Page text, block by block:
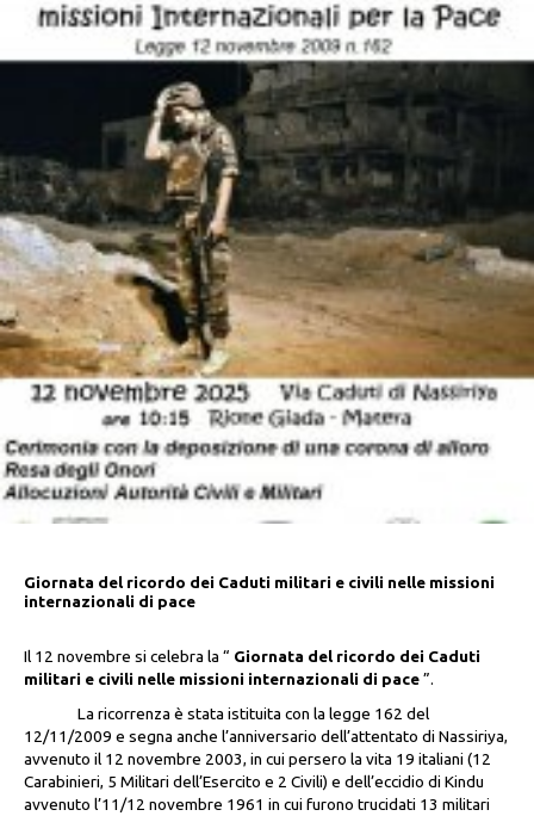
Giornata del ricordo dei Caduti militari e civili nelle missioni
internazionali di pace
Il 12 novembre si celebra la “ Giornata del ricordo dei Caduti
militari e civili nelle missioni internazionali di pace”.
La ricorrenza è stata istituita con la legge 162 del
12/11/2009 e segna anche l’anniversario dell’attentato di Nassiriya,
avvenuto il 12 novembre 2003, in cui persero la vita 19 italiani (12
Carabinieri, 5 Militari dell’Esercito e 2 Civili) e dell’eccidio di Kindu
avvenuto l’11/12 novembre 1961 in cui furono trucidati 13 militari